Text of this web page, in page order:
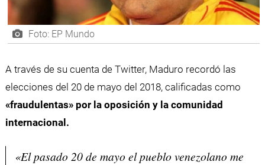
Foto: EP Mundo
A través de su cuenta de Twitter, Maduro recordó las
elecciones del 20 de mayo del 2018, calificadas como
«fraudulentas» por la oposición y la comunidad
internacional.
«El pasado 20 de mayo el pueblo venezolano me